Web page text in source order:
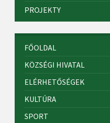
PROJEKTY
FŐOLDAL
KÖZSÉGI HIVATAL
ELÉRHETŐSÉGEK
KULTÚRA
SPORT